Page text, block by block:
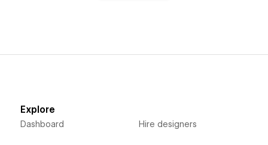
Explore
Dashboard Hire designers